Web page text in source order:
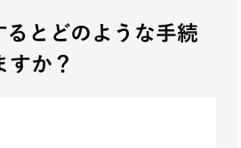
るとどのような手続
すか？